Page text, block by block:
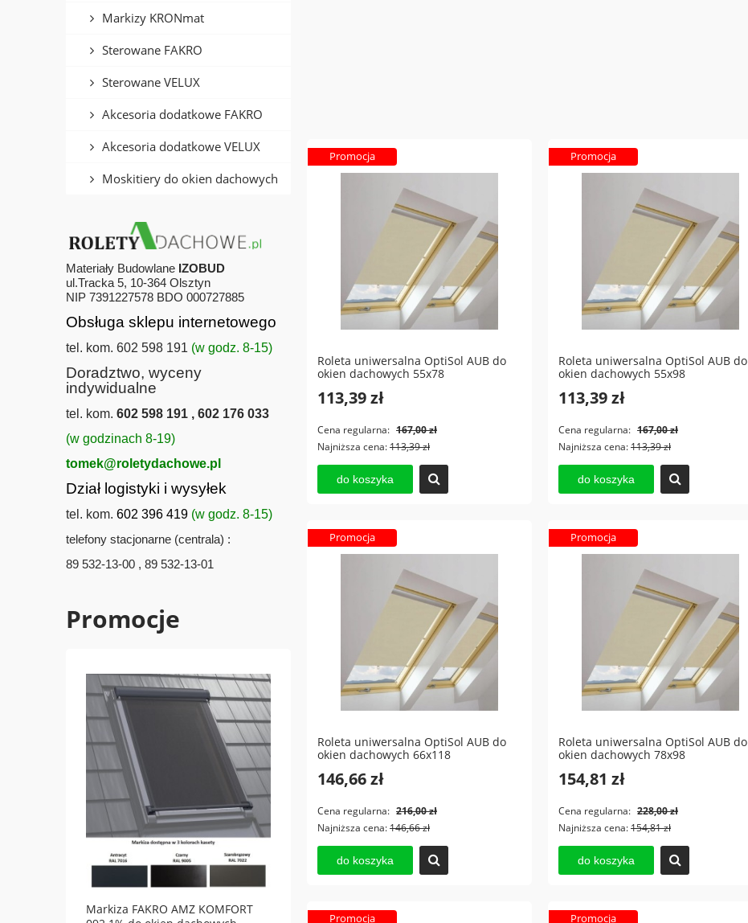
Markizy KRONmat
Sterowane FAKRO
Sterowane VELUX
Akcesoria dodatkowe FAKRO
Akcesoria dodatkowe VELUX
Moskitiery do okien dachowych
Materiały Budowlane IZOBUD
ul.Tracka 5, 10-364 Olsztyn
NIP 7391227578 BDO 000727885
Obsługa sklepu internetowego
tel. kom. 602 598 191 (w godz. 8-15)
Doradztwo, wyceny
indywidualne
tel. kom. 602 598 191 , 602 176 033
(w godzinach 8-19)
tomek@roletydachowe.pl
Dział logistyki i wysyłek
tel. kom. 602 396 419 (w godz. 8-15)
telefony stacjonarne (centrala) :
89 532-13-00 , 89 532-13-01
Promocje
Markiza FAKRO AMZ KOMFORT
Moskitiera FAKRO AMS do okien
Roleta zewnętrzna VELUX SSL
Roleta uniwersalna OptiSol AUB do
okien dachowych 55x78
113,39 zł
Cena regularna: 167,00 zł
Najniższa cena:113,39 zł
do koszyka
Promocja
Roleta uniwersalna OptiSol AUB do
okien dachowych 55x98
113,39 zł
Cena regularna: 167,00 zł
Najniższa cena:113,39 zł
do koszyka
Promocja
Roleta uniwersalna OptiSol AUB do
okien dachowych 66x118
146,66 zł
Cena regularna: 216,00 zł
Najniższa cena:146,66 zł
do koszyka
Promocja
Roleta uniwersalna OptiSol AUB do
okien dachowych 78x98
154,81 zł
Cena regularna: 228,00 zł
Najniższa cena:154,81 zł
do koszyka
Promocja
Promocja Promocja